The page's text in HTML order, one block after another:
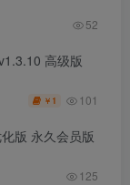
52
高级版
￥ 1 101
版 永久会员版
125